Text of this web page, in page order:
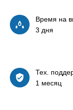
Время на
3 дня
Тех.
1 месяц